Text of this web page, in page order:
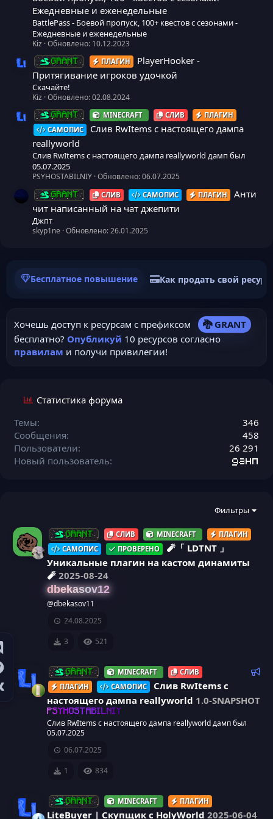
Ежедневные и еженедельные
BattlePass - Боевой пропуск, 100+ квестов с сезонами -
Ежедневные и еженедельные
Kiz Обновлено: 10.12.2023
Иконка ресурса
GRANT ПЛАГИН
PlayerHooker -
Притягивание игроков удочкой
Скачайте!
Kiz Обновлено:02.08.2024
Иконка ресурса
GRANT MINECRAFT СЛИВ
ПЛАГИН
САМОПИС
Слив RwItems с настоящего дампа
reallyworld
Слив RwItems с настоящего дампа reallyworld дамп был
05.07.2025
PSYHOSTABILNIY Обновлено:06.07.2025
GRANT СЛИВ САМОПИС ПЛАГИН
Анти
чит написанный на чат джепити
Джпт
skyp1ne Обновлено:26.01.2025
Бесплатное повышение Как продать свой
Хочешь доступ к ресурсам с префиксом
🐉 GRANT
бесплатно? Опубликуй 10 ресурсов согласно
правилам и получи привилегии!
Статистика форума
Темы
346
Сообщения
458
Пользователи
26 291
Новый пользователь
данп
Фильтры
GRANT СЛИВ MINECRAFT
ПЛАГИН
САМОПИС
ПРОВЕРЕНО
🧨「 LDTNT 」
Уникальные плагин на кастом динамиты
🧨 2025-08-24
dbekasov12
@dbekasov11
24.08.2025
3
521
к
Р
к
GRANT MINECRAFT
СЛИВ
ПЛАГИН
САМОПИС
Слив RwItems с
настоящего дампа reallyworld 1.0-SNAPSHOT
PSYHOSTABILNIY
Слив RwItems с настоящего дампа reallyworld дамп был
05.07.2025
06.07.2025
1
834
GRANT MINECRAFT ПЛАГИН
LiteBuyer | Скупщик с HolyWorld 2025-06-04